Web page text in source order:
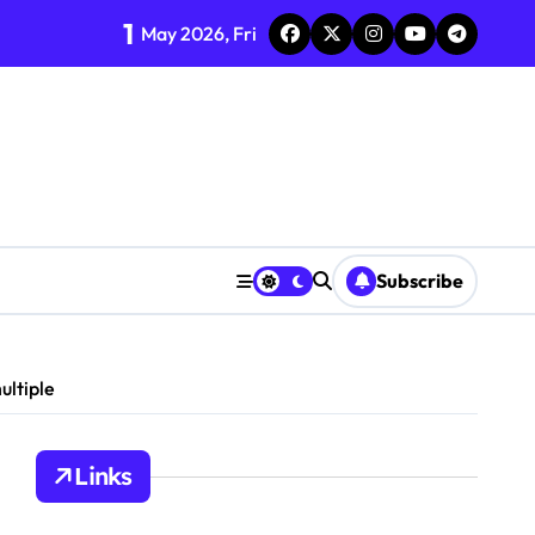
1 May 2026, Fri
Subscribe
Links